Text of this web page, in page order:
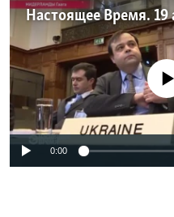
Настоящее Время. 19
No media
0:00